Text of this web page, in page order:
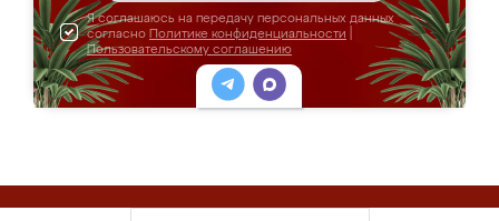
Я соглашаюсь на передачу персональных данных
согласно Политике конфиденциальности
Пользовательскому соглашению